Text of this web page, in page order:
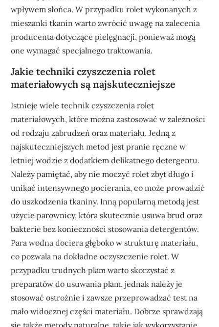
wpływem słońca. W przypadku rolet wykonanych z
mieszanki tkanin warto zwrócić uwagę na zalecenia
producenta dotyczące pielęgnacji, ponieważ mogą
one wymagać specjalnego traktowania.
Jakie techniki czyszczenia rolet
materiałowych są najskuteczniejsze
Istnieje wiele technik czyszczenia rolet
materiałowych, które można zastosować w zależności
od rodzaju zabrudzeń oraz materiału. Jedną z
najskuteczniejszych metod jest pranie ręczne w
letniej wodzie z dodatkiem delikatnego detergentu.
Należy pamiętać, aby nie moczyć rolet zbyt długo i
unikać intensywnego pocierania, co może prowadzić
do uszkodzenia tkaniny. Inną popularną metodą jest
użycie parownicy, która skutecznie usuwa brud oraz
bakterie bez konieczności stosowania detergentów.
Para wodna dociera głęboko w strukturę materiału,
co pozwala na dokładne oczyszczenie rolet. W
przypadku trudnych plam warto skorzystać z
preparatów do usuwania plam, jednak należy je
stosować ostrożnie i zawsze przeprowadzać test na
mało widocznej części materiału. Dobrze sprawdzają
się także metody naturalne, takie jak wykorzystanie